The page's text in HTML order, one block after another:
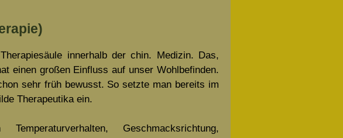
innerhalb der chin. Medizin. Das,
einen großen Einfluss auf unser Wohlbefinden.
sehr früh bewusst. So setzte man bereits im
Therapeutika ein.
Geschmacksrichtung,